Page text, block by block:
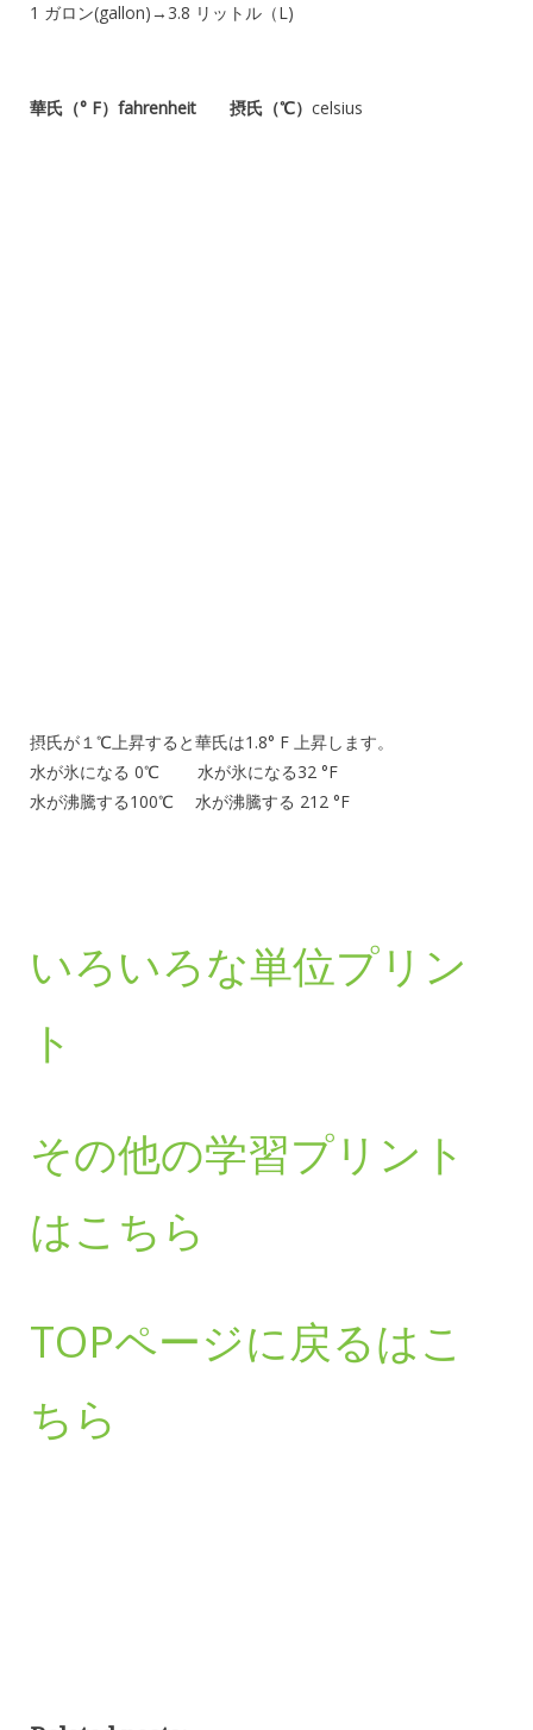
1 ガロン(gallon)→3.8 リットル（L)
華氏（° F）fahrenheit 摂氏（℃） celsius
摂氏が１℃上昇すると華氏は1.8° F 上昇します。
水が氷になる 0℃ 水が氷になる32 °F
水が沸騰する100℃ 水が沸騰する 212 °F
いろいろな単位プリン
ト
その他の学習プリント
はこちら
TOPページに戻るはこ
ちら